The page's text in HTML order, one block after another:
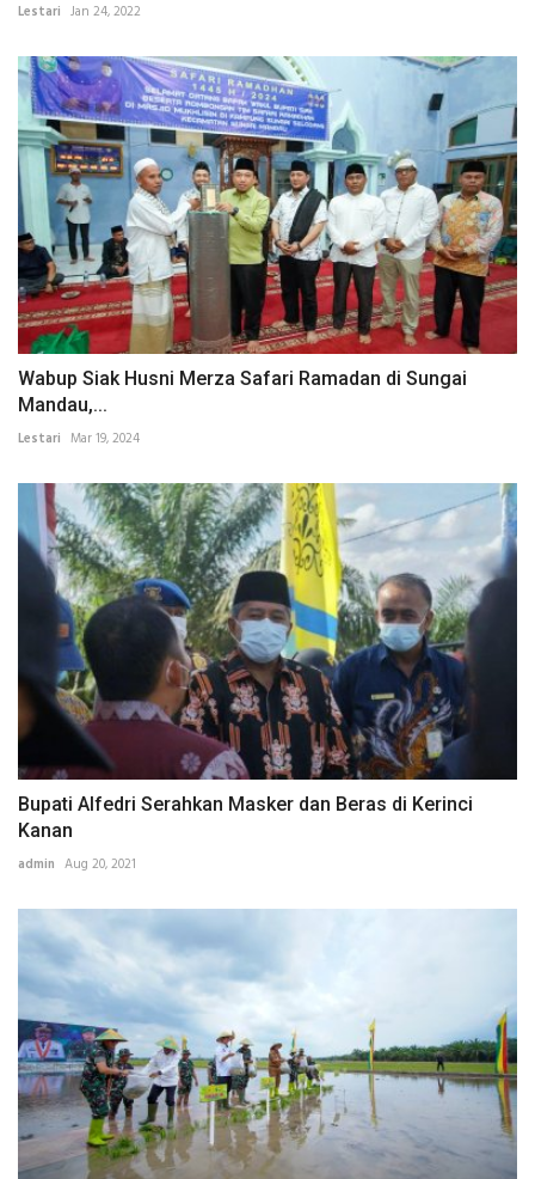
Lestari Jan 24, 2022
Wabup Siak Husni Merza Safari Ramadan di Sungai
Mandau,...
Lestari Mar 19, 2024
Bupati Alfedri Serahkan Masker dan Beras di Kerinci
Kanan
admin Aug 20, 2021